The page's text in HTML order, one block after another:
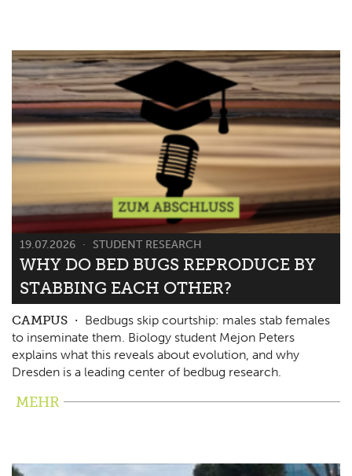
19.07.2026 STUDENT RESEARCH
WHY DO BED BUGS REPRODUCE BY
STABBING EACH OTHER?
CAMPUS
Bedbugs skip courtship: males stab females
to inseminate them. Biology student Mejon Peters
explains what this reveals about evolution, and why
Dresden is a leading center of bedbug research.
MEHR